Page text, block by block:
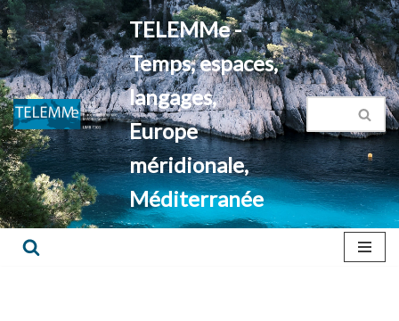
Aller
au
contenu
TELEMMe -
Temps, espaces,
langages,
Europe
méridionale,
Méditerranée